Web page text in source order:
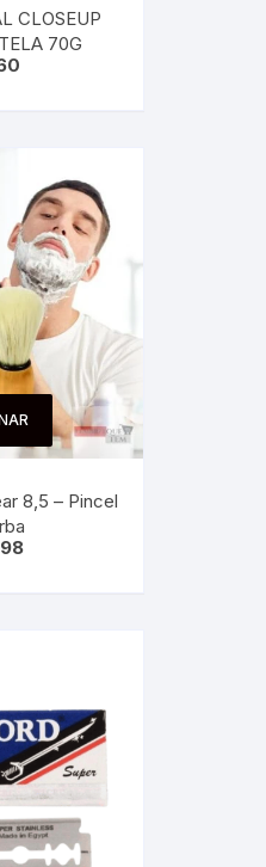
CLOSEUP
70G
8,5 – Pincel